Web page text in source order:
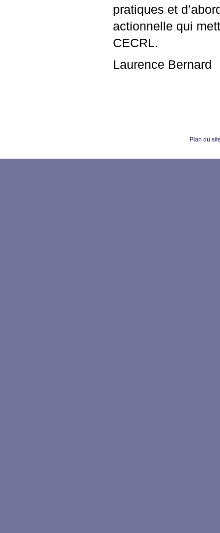
pratiques et
actionnelle qui
CECRL.
Laurence Bernard
Plan du